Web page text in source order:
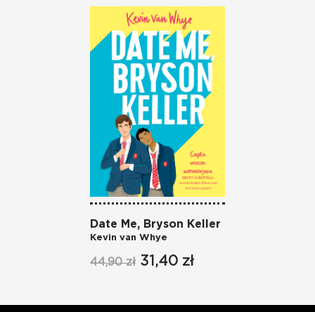
Date Me, Bryson Keller
Kevin van Whye
44,90 zł 31,40 zł